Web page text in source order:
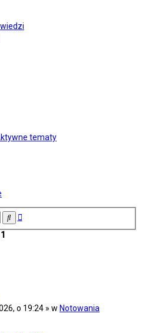
tematy
SzukajWyszukiwanie
1
o 19:24 » w Notowania